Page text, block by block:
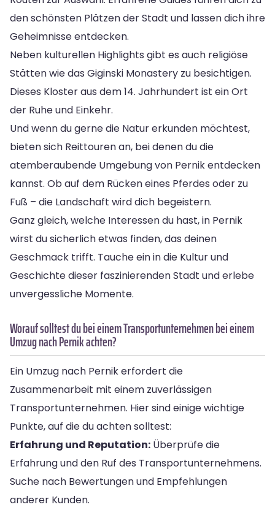
den schönsten Plätzen der Stadt und lassen dich ihre
Geheimnisse entdecken.
Neben kulturellen Highlights gibt es auch religiöse
Stätten wie das Giginski Monastery zu besichtigen.
Dieses Kloster aus dem 14. Jahrhundert ist ein Ort
der Ruhe und Einkehr.
Und wenn du gerne die Natur erkunden möchtest,
bieten sich Reittouren an, bei denen du die
atemberaubende Umgebung von Pernik entdecken
kannst. Ob auf dem Rücken eines Pferdes oder zu
Fuß – die Landschaft wird dich begeistern.
Ganz gleich, welche Interessen du hast, in Pernik
wirst du sicherlich etwas finden, das deinen
Geschmack trifft. Tauche ein in die Kultur und
Geschichte dieser faszinierenden Stadt und erlebe
unvergessliche Momente.
Worauf solltest du bei einem Transportunternehmen bei einem
Umzug nach Pernik achten?
Ein Umzug nach Pernik erfordert die
Zusammenarbeit mit einem zuverlässigen
Transportunternehmen. Hier sind einige wichtige
Punkte, auf die du achten solltest:
Erfahrung und Reputation: Überprüfe die
Erfahrung und den Ruf des Transportunternehmens.
Suche nach Bewertungen und Empfehlungen
anderer Kunden.